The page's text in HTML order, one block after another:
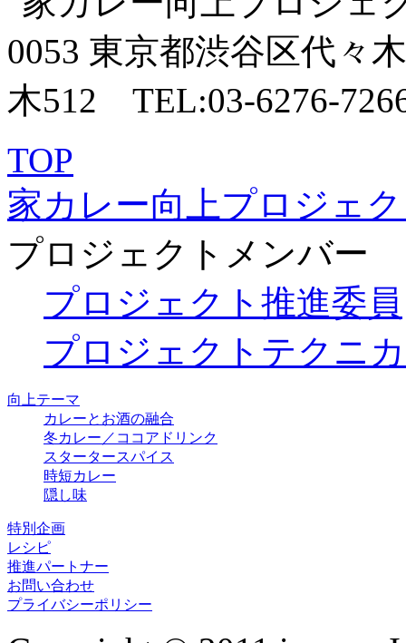
TOP
家カレー向上プロジェ
プロジェクトメンバー
プロジェクト推進委員
プロジェクトテクニ
向上テーマ
カレーとお酒の融合
冬カレー／ココアドリンク
スタータースパイス
時短カレー
隠し味
特別企画
レシピ
推進パートナー
お問い合わせ
プライバシーポリシー